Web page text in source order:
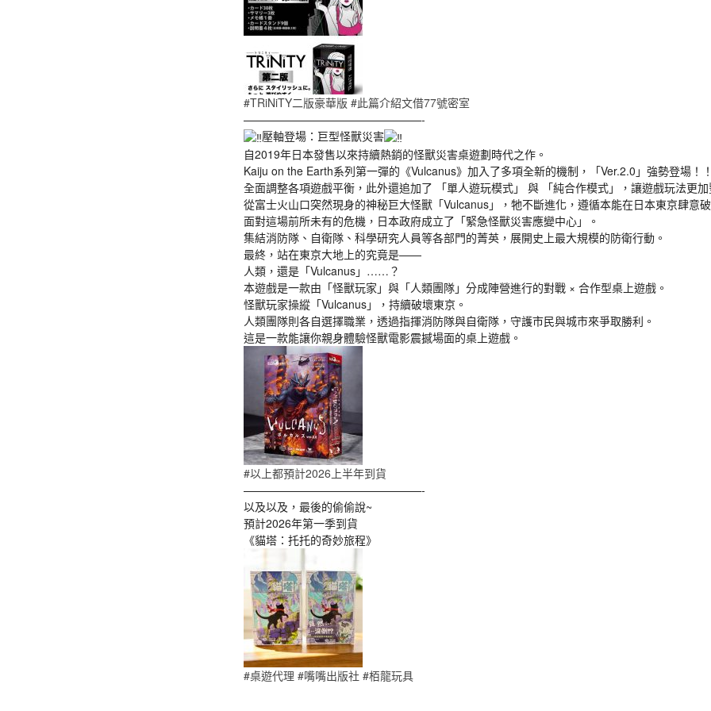
#TRiNiTY二版豪華版 #此篇介紹文借77號密室
————————————————-
壓軸登場：巨型怪獸災害
自2019年日本發售以來持續熱銷的怪獸災害桌遊劃時代之作。
Kaiju on the Earth系列第一彈的《Vulcanus》加入了多項全新的機制，「Ver.2.0」強勢登場！
全面調整各項遊戲平衡，此外還追加了 「單人遊玩模式」 與 「純合作模式」，讓遊戲玩法更加
從富士火山口突然現身的神秘巨大怪獸「Vulcanus」，牠不斷進化，遵循本能在日本東京肆意破
面對這場前所未有的危機，日本政府成立了「緊急怪獸災害應變中心」。
集結消防隊、自衛隊、科學研究人員等各部門的菁英，展開史上最大規模的防衛行動。
最終，站在東京大地上的究竟是——
人類，還是「Vulcanus」……？
本遊戲是一款由「怪獸玩家」與「人類團隊」分成陣營進行的對戰 × 合作型桌上遊戲。
怪獸玩家操縱「Vulcanus」，持續破壞東京。
人類團隊則各自選擇職業，透過指揮消防隊與自衛隊，守護市民與城市來爭取勝利。
這是一款能讓你親身體驗怪獸電影震撼場面的桌上遊戲。
#以上都預計2026上半年到貨
————————————————-
以及以及，最後的偷偷說~
預計2026年第一季到貨
《貓塔：托托的奇妙旅程》
#桌遊代理 #嘴嘴出版社 #栢龍玩具